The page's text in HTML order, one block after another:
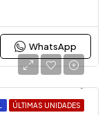
WhatsApp
ÚLTIMAS UNIDADES